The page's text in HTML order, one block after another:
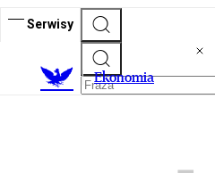
Serwisy
Ekonomia